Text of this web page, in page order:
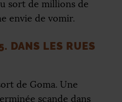
sort de millions de
envie de vomir.
DANS LES RUES
de Goma. Une
scande dans